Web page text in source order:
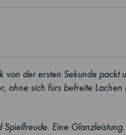
von der ersten Sekunde
ohne sich fürs befreite
Spielfreude. Eine